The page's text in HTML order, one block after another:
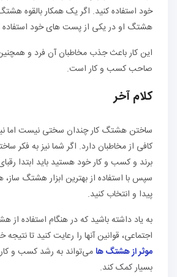
خود استفاده کنید. اگر یک همکار بالقوه
هشتگ او در یکی از پست های خود استفاده
این کار باعث جذب مخاطبان آن فرد و
صاحب کسب و کار است.
کلام آخر
ساختن هشتگ کار چندان سختی نیست اما
کافی از مخاطبان دارد. اگر شما نیز به فکر
برند و کسب و کار خود هستید باید ابتدا
سپس با استفاده از بهترین ابزار هشتگ
پیدا و انتخاب کنید.
به یاد داشته باشید که در هنگام استفاده
اجتماعی، قوانین آنها را رعایت کنید تا نتیجه
موثر از هشتگ ها می‌تواند به رشد کسب و
بسیار کمک کند.